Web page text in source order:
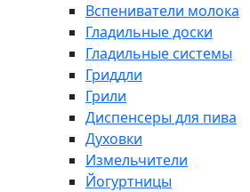
Вспениватели молока
Гладильные доски
Гладильные системы
Гриддли
Грили
Диспенсеры для пива
Духовки
Измельчители
Йогуртницы